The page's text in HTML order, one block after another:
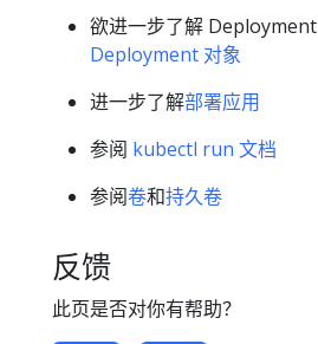
欲进一步了解
Deployment 对象
进一步了解部署应用
参阅 kubectl run 文档
参阅卷和持久卷
反馈
此页是否对你有帮助？